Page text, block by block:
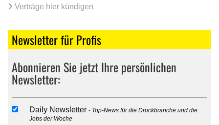
Verträge hier kündigen
Newsletter für Profis
Abonnieren Sie jetzt Ihre persönlichen
Newsletter:
Daily Newsletter
Top-News für die Druckbranche und die
Jobs der Woche